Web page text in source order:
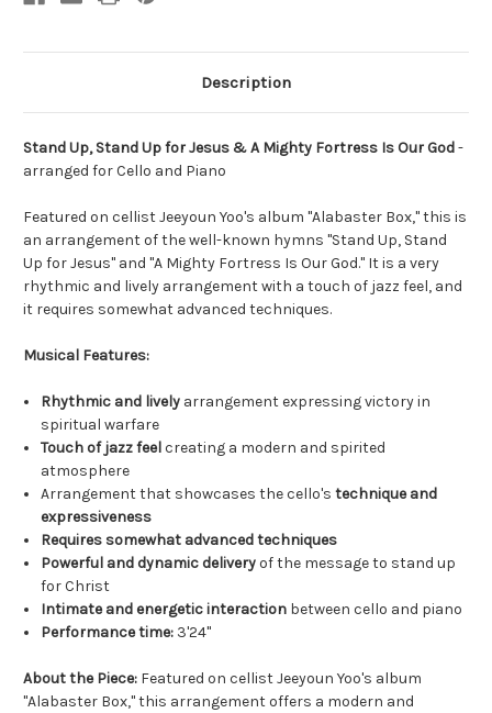
Description
Stand Up, Stand Up for Jesus & A Mighty Fortress Is Our God-
arranged for Cello and Piano
Featured on cellist Jeeyoun Yoo's album "Alabaster Box," this is
an arrangement of the well-known hymns "Stand Up, Stand
Up for Jesus" and "A Mighty Fortress Is Our God." It is a very
rhythmic and lively arrangement with a touch of jazz feel, and
it requires somewhat advanced techniques.
Musical Features:
Rhythmic and lively arrangement expressing victory in
spiritual warfare
Touch of jazz feelcreating a modern and spirited
atmosphere
Arrangement that showcases the cello'stechnique and
expressiveness
Requires somewhat advanced techniques
Powerful and dynamic deliveryof the message to stand up
for Christ
Intimate and energetic interaction between cello and piano
Performance time: 3'24"
About the Piece: Featured on cellist Jeeyoun Yoo's album
"Alabaster Box," this arrangement offers a modern and